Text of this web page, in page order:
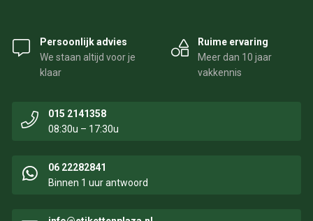
Persoonlijk advies
We staan altijd voor je
klaar
Ruime ervaring
Meer dan 10 jaar
vakkennis
015 2141358
08:30u – 17:30u
06 22282841
Binnen 1 uur antwoord